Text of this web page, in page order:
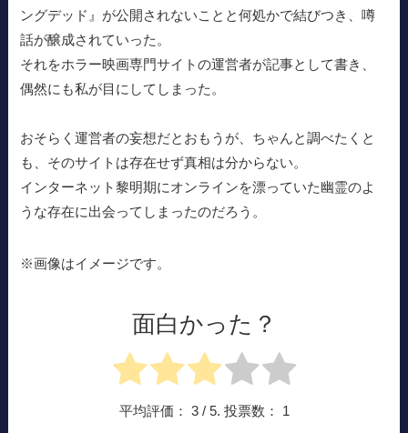
ングデッド』が公開されないことと何処かで結びつき、噂
話が醸成されていった。
それをホラー映画専門サイトの運営者が記事として書き、
偶然にも私が目にしてしまった。
おそらく運営者の妄想だとおもうが、ちゃんと調べたくと
も、そのサイトは存在せず真相は分からない。
インターネット黎明期にオンラインを漂っていた幽霊のよ
うな存在に出会ってしまったのだろう。
※画像はイメージです。
面白かった？
平均評価： 3/ 5. 投票数： 1